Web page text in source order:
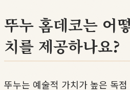
뚜누 홈데코는 어
치를 제공하나요?
뚜누는 예술적 가치가 높은 독